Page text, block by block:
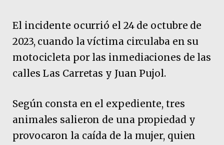
El incidente ocurrió el 24 de octubre de
2023, cuando la víctima circulaba en su
motocicleta por las inmediaciones de las
calles Las Carretas y Juan Pujol.
Según consta en el expediente, tres
animales salieron de una propiedad y
provocaron la caída de la mujer, quien